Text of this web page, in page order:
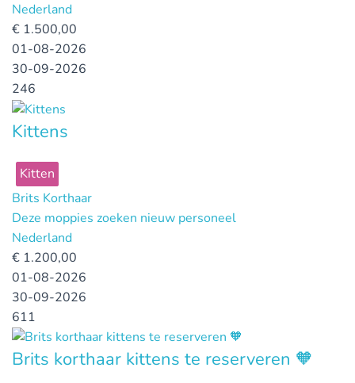
Nederland
€ 1.500,00
01-08-2026
30-09-2026
246
Kittens
Kitten
Brits Korthaar
Deze moppies zoeken nieuw personeel
Nederland
€ 1.200,00
01-08-2026
30-09-2026
611
Brits korthaar kittens te reserveren 🧡